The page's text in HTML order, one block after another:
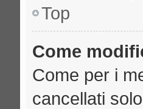
Top
Come
Come per i
cancellati